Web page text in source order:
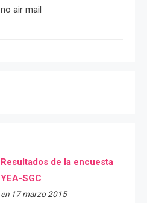
no air mail
Resultados de la encuesta
YEA-SGC
en 17 marzo 2015